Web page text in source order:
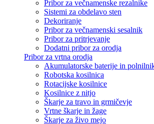
Pribor za večnamenske rezalnike
Sistemi za obdelavo sten
Dekoriranje
Pribor za večnamenski sesalnik
Pribor za pritrjevanje
Dodatni pribor za orodja
Pribor za vrtna orodja
Akumulatorske baterije in
Robotska kosilnica
Rotacijske kosilnice
Kosilnice z nitjo
Škarje za travo in grmičevje
Vrtne škarje in žage
Škarje za živo mejo